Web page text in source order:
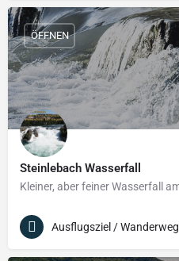
Steinlebach Wasserfall
ÖFFNEN
Ausflugsziel / Wanderweg